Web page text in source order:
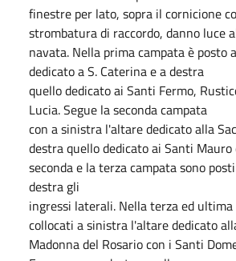
finestre per lato, sopra il cornicione
strombatura di raccordo, danno luce
navata. Nella prima campata è posto
dedicato a S. Caterina e a destra
quello dedicato ai Santi Fermo,
Lucia. Segue la seconda campata
con a sinistra l'altare dedicato alla
destra quello dedicato ai Santi Mauro
seconda e la terza campata sono
destra gli
ingressi laterali. Nella terza ed ultima
collocati a sinistra l'altare dedicato
Madonna del Rosario con i Santi